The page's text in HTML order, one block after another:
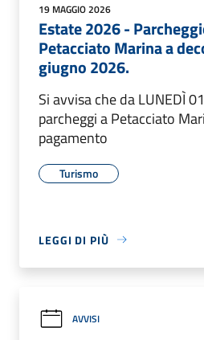
19 MAGGIO 2026
Estate 2026 -
Petacciato Marina a
giugno 2026.
Si avvisa che da LUNEDÌ
parcheggi a Petacciato
pagamento
Turismo
LEGGI DI PIÙ
AVVISI